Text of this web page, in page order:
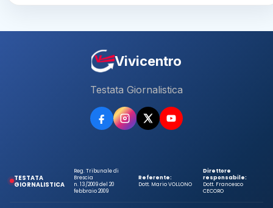
Vivicentro
Testata Giornalistica
TESTATA
GIORNALISTICA
Reg. Tribunale di
Brescia
n. 13/2009 del 20
febbraio 2009
Referente:
Dott. Mario VOLLONO
Direttore
responsabile:
Dott. Francesco
CECORO